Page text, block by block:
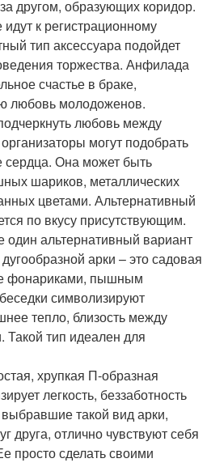
другом, образующих коридор.
к регистрационному
тип аксессуара подойдет
торжества. Анфилада
счастье в браке,
любовь молодоженов.
любовь между
могут подобрать
сердца. Она может быть
шариков, металлических
цветами. Альтернативный
по вкусу присутствующим.
один альтернативный вариант
арки – это садовая
фонариками, пышным
символизируют
тепло, близость между
тип идеален для
хрупкая П-образная
легкость, беззаботность
такой вид арки,
друга, отлично чувствуют себя
просто сделать своими